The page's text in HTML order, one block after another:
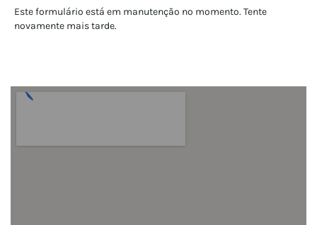
Este formulário está em manutenção no momento. Tente
novamente mais tarde.